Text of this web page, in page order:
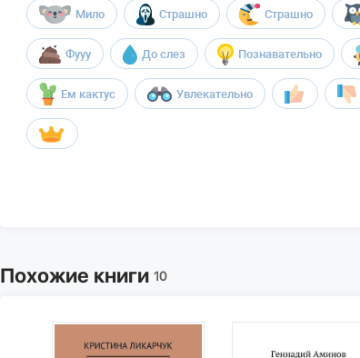
Мило Страшно Страшно
Фууу До слез Познавательно
Ем кактус Увлекательно
Похожие книги 10